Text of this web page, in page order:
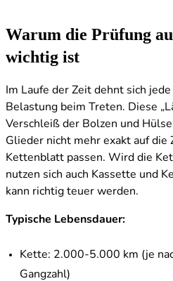
Warum die Prüfung
wichtig ist
Im Laufe der Zeit dehnt sich
Belastung beim Treten. Diese
Verschleiß der Bolzen und
Glieder nicht mehr exakt auf die
Kettenblatt passen. Wird die
nutzen sich auch Kassette und
kann richtig teuer werden.
Typische Lebensdauer:
Kette: 2.000-5.000 km (je
Gangzahl)